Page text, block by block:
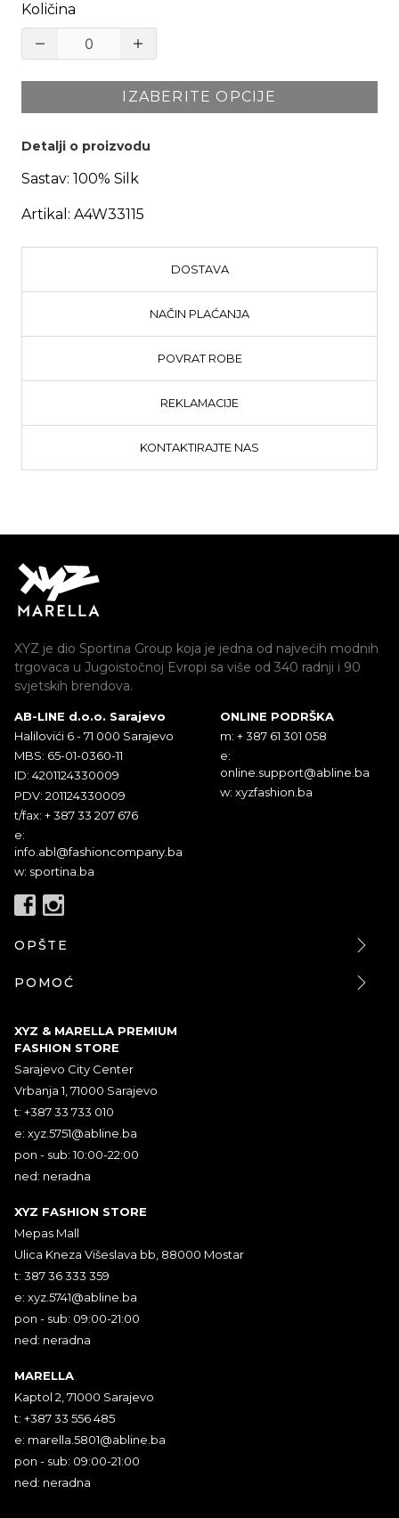
Količina
IZABERITE OPCIJE
Detalji o proizvodu
Sastav: 100% Silk
Artikal: A4W33115
DOSTAVA
NAČIN PLAĆANJA
POVRAT ROBE
REKLAMACIJE
KONTAKTIRAJTE NAS
XYZ je dio Sportina Group koja je jedna od najvećih modnih
trgovaca u Jugoistočnoj Evropi sa više od 340 radnji i 90
svjetskih brendova.
AB-LINE d.o.o. Sarajevo
Halilovići 6 - 71 000 Sarajevo
MBS: 65-01-0360-11
ID: 4201124330009
PDV: 201124330009
t/fax: + 387 33 207 676
e:
info.abl@fashioncompany.ba
w: sportina.ba
ONLINE PODRŠKA
m: + 387 61 301 058
e:
online.support@abline.ba
w: xyzfashion.ba
OPŠTE
POMOĆ
XYZ & MARELLA PREMIUM
FASHION STORE
Sarajevo City Center
Vrbanja 1, 71000 Sarajevo
t: +387 33 733 010
e: xyz.5751@abline.ba
pon - sub: 10:00-22:00
ned: neradna
XYZ FASHION STORE
Mepas Mall
Ulica Kneza Višeslava bb, 88000 Mostar
t: 387 36 333 359
e: xyz.5741@abline.ba
pon - sub: 09:00-21:00
ned: neradna
MARELLA
Kaptol 2, 71000 Sarajevo
t: +387 33 556 485
e: marella.5801@abline.ba
pon - sub: 09:00-21:00
ned: neradna